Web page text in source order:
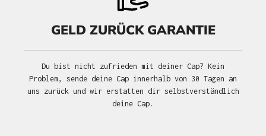
GELD ZURÜCK GARANTIE
Du bist nicht zufrieden mit deiner Cap? Kein
Problem, sende deine Cap innerhalb von 30 Tagen an
uns zurück und wir erstatten dir selbstverständlich
deine Cap.